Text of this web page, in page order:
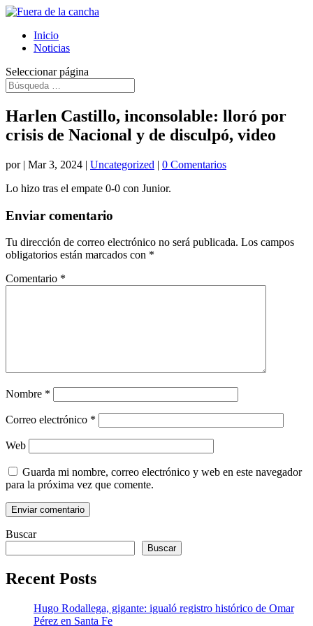
Inicio
Noticias
Seleccionar página
Harlen Castillo, inconsolable: lloró por
crisis de Nacional y de disculpó, video
por | Mar 3, 2024 | Uncategorized | 0 Comentarios
Lo hizo tras el empate 0-0 con Junior.
Enviar comentario
Tu dirección de correo electrónico no será publicada. Los campos
obligatorios están marcados con *
Comentario *
Nombre *
Correo electrónico *
Web
Guarda mi nombre, correo electrónico y web en este navegador
para la próxima vez que comente.
Buscar
Buscar
Recent Posts
Hugo Rodallega, gigante: igualó registro histórico de Omar
Pérez en Santa Fe